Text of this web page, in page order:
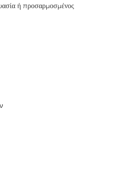
ή προσαρμοσμένος